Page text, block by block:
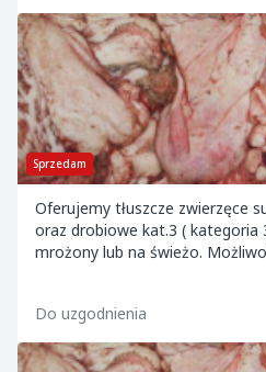
Sprzedam
Oferujemy tłuszcze zwierzęce
oraz drobiowe kat.3 ( kategoria
mrożony lub na świeżo.
Do uzgodnienia